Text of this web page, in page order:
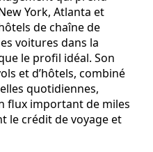
York, Atlanta et
de chaîne de
voitures dans la
le profil idéal. Son
et d’hôtels, combiné
quotidiennes,
flux important de miles
le crédit de voyage et